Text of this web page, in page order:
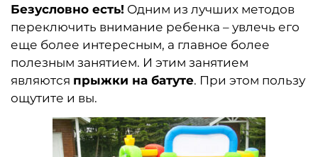
Безусловно есть! Одним из лучших методов
переключить внимание ребенка – увлечь его
еще более интересным, а главное более
полезным занятием. И этим занятием
являются прыжки на батуте. При этом пользу
ощутите и вы.